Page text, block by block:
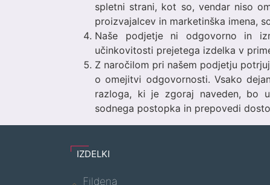
spletni strani, kot so, vendar niso
proizvajalcev in marketinška imena,
Naše podjetje ni odgovorno in
učinkovitosti prejetega izdelka v
Z naročilom pri našem podjetju
o omejitvi odgovornosti. Vsako
razloga, ki je zgoraj naveden, bo
sodnega postopka in prepovedi
IZDELKI
Fildena